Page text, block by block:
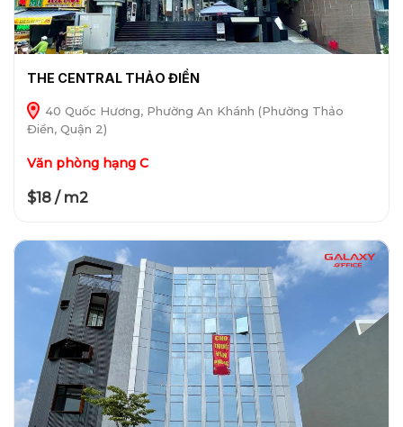
THE CENTRAL THẢO ĐIỀN
40 Quốc Hương, Phường An Khánh (Phường Thảo
Điền, Quận 2)
Văn phòng hạng C
$18 / m2